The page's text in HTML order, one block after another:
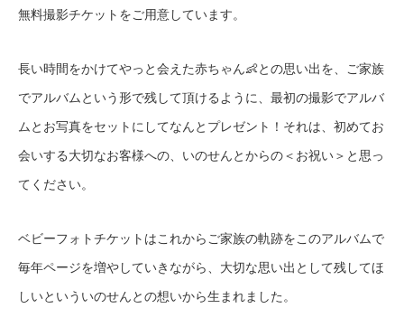
無料撮影チケットをご用意しています。
長い時間をかけてやっと会えた赤ちゃん👶との思い出を、ご家族
でアルバムという形で残して頂けるように、最初の撮影でアルバ
ムとお写真をセットにしてなんとプレゼント！それは、初めてお
会いする大切なお客様への、いのせんとからの＜お祝い＞と思っ
てください。
ベビーフォトチケットはこれからご家族の軌跡をこのアルバムで
毎年ページを増やしていきながら、大切な思い出として残してほ
しいといういのせんとの想いから生まれました。